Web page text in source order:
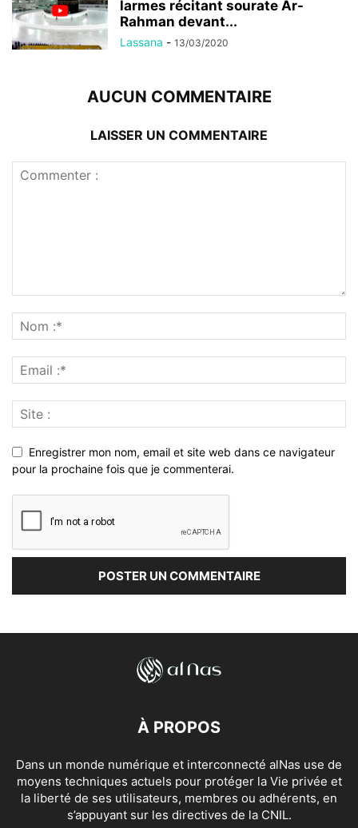
larmes récitant sourate Ar-
Rahman devant...
Lassana - 13/03/2020
AUCUN COMMENTAIRE
LAISSER UN COMMENTAIRE
Enregistrer mon nom, email et site web dans ce navigateur
pour la prochaine fois que je commenterai.
À PROPOS
Dans un monde numérique et interconnecté alNas use de
moyens techniques actuels pour protéger la Vie privée et
la liberté de ses utilisateurs, membres ou adhérents, en
s’appuyant sur les directives de la CNIL.